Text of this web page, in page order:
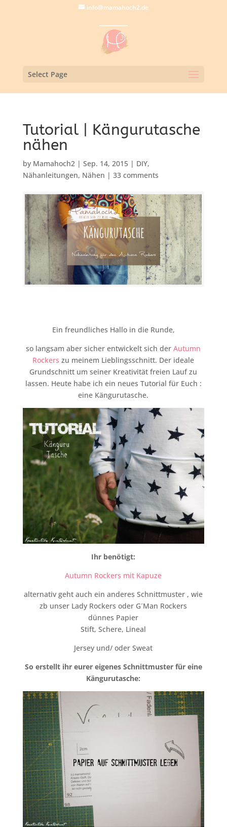
info@mamahoch2.de
Select Page
Tutorial | Kängurutasche
nähen
by Mamahoch2| Sep. 14, 2015| DIY,
Nähanleitungen, Nähen | 33 comments
Ein freundliches Hallo in die Runde,
so langsam aber sicher entwickelt sich derAutumn
Rockers zu meinem Lieblingsschnitt. Der ideale
Grundschnitt um seiner Kreativität freien Lauf zu
lassen. Heute habe ich ein neues Tutorial für Euch :
eine Kängurutasche.
Ihr benötigt:
Autumn Rockers mit Kapuze
alternativ geht auch ein anderes Schnittmuster , wie
zb unser Lady Rockers oder G´Man Rockers
dünnes Papier
Stift, Schere, Lineal
Jersey und/ oder Sweat
So erstellt ihr eurer eigenes Schnittmuster für eine
Kängurutasche: